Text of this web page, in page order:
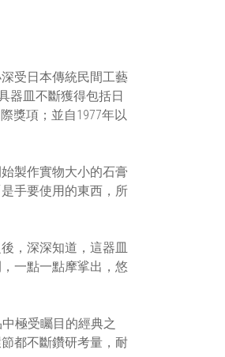
受日本傳統民間工藝
器皿不斷獲得包括日
獎項；並自1977年以
製作實物大小的石膏
手要使用的東西，所
，深深知道，這器皿
一點一點摩挲出，悠
極受矚目的經典之
都不斷鑽研考量，耐